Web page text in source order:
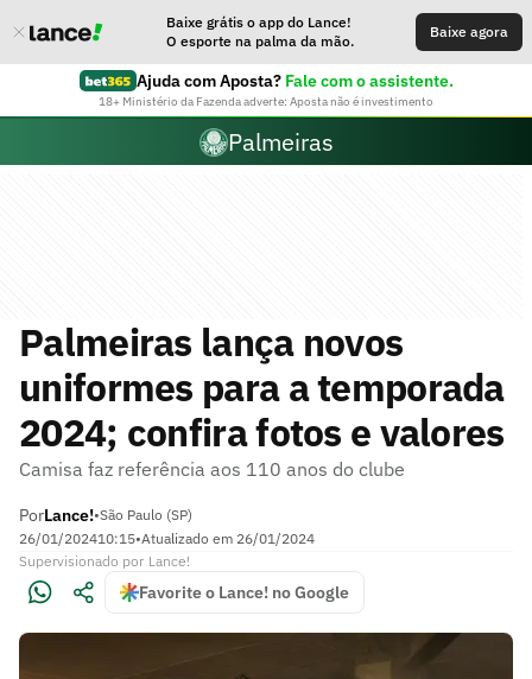
Baixe grátis o app do Lance!
O esporte na palma da mão.
Baixe agora
Ajuda com Aposta? Fale com o assistente.
18+ Ministério da Fazenda adverte: Aposta não é investimento
Palmeiras
Palmeiras lança novos
uniformes para a temporada
2024; confira fotos e valores
Camisa faz referência aos 110 anos do clube
PorLance!•São Paulo (SP)
26/01/202410:15•Atualizado em 26/01/2024
Supervisionado por Lance!
Favorite o Lance! no Google